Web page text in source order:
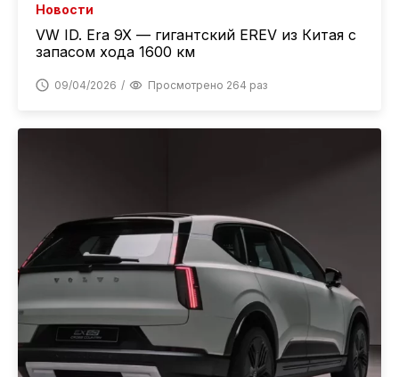
Новости
VW ID. Era 9X — гигантский EREV из Китая с
запасом хода 1600 км
09/04/2026 Просмотрено 264 раз